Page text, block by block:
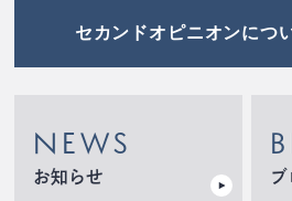
セカンドオピニオンにつ
NEWS
お知らせ ブ